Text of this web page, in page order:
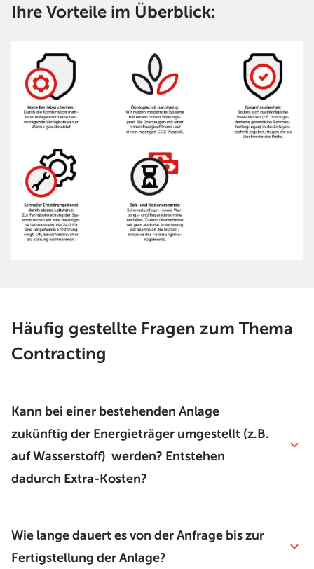
Ihre Vorteile im Überblick:
Häufig gestellte Fragen zum Thema
Contracting
Kann bei einer bestehenden Anlage
zukünftig der Energieträger umgestellt (z.B.
auf Wasserstoff) werden? Entstehen
dadurch Extra-Kosten?
Wie lange dauert es von der Anfrage bis zur
Fertigstellung der Anlage?